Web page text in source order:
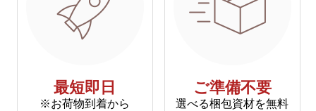
最短即日
※お荷物到着から
ご準備不要
選べる梱包資材を無料